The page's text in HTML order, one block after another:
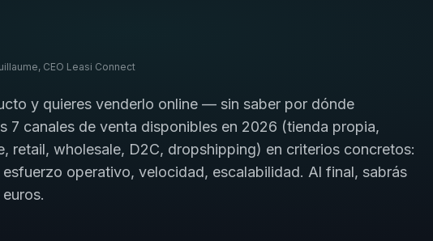
CEO Leasi Connect
y quieres venderlo online — sin saber por dónde
7 canales de venta disponibles en 2026 (tienda propia,
retail, wholesale, D2C, dropshipping) en criterios concretos:
operativo, velocidad, escalabilidad. Al final, sabrás